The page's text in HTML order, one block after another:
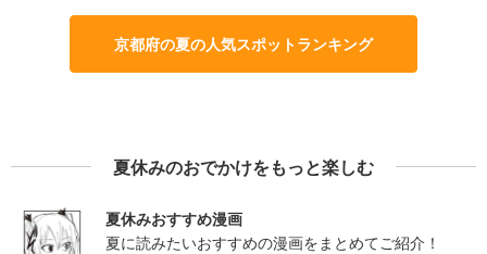
京都府の夏の人気スポットランキング
夏休みのおでかけをもっと楽しむ
夏休みおすすめ漫画
夏に読みたいおすすめの漫画をまとめてご紹介！